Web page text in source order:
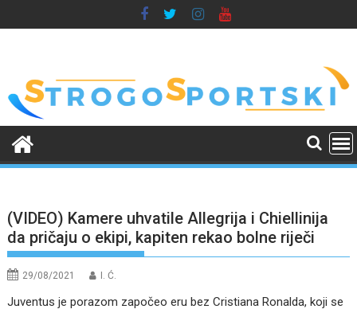
to
(VIDEO) Kamere uhvatile Allegrija i Chiellinija
da pričaju o ekipi, kapiten rekao bolne riječi
29/08/2021 I. Ć.
Juventus je porazom započeo eru bez Cristiana Ronalda, koji se